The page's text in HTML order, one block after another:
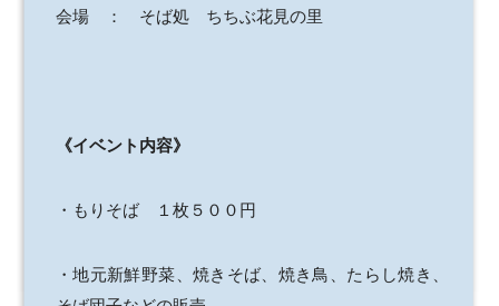
会場 ： そば処 ちちぶ花見の里
《イベント内容》
・もりそば １枚５００円
・地元新鮮野菜、焼きそば、焼き鳥、たらし焼き、